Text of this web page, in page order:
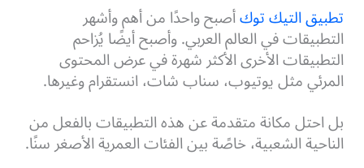
تطبيق التيك توكأصبح واحدًا من أهم وأشهر
التطبيقات في العالم العربي. وأصبح أيضًا يُزاحم
التطبيقات الأخرى الأكثر شهرة في عرض المحتوى
المرئي مثل يوتيوب، سناب شات، انستقرام وغيرها.
بل احتل مكانة متقدمة عن هذه التطبيقات بالفعل من
الناحية الشعبية، خاصًة بين الفئات العمرية الأصغر سنًا.